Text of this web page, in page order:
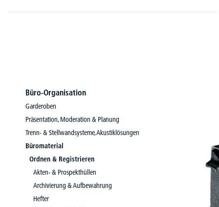
Büro-Organisation
Garderoben
Präsentation, Moderation & Planung
Trenn- & Stellwandsysteme, Akustiklösungen
Büromaterial
Ordnen & Registrieren
Akten- & Prospekthüllen
Archivierung & Aufbewahrung
Hefter